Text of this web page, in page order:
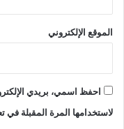
الموقع الإلكتروني
احفظ اسمي، بريدي
لاستخدامها المرة المقبلة في